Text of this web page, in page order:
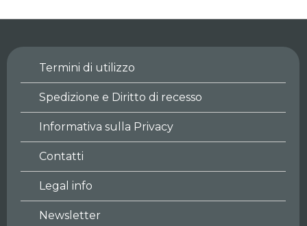
Termini di utilizzo
Spedizione e Diritto di recesso
Informativa sulla Privacy
Contatti
Legal info
Newsletter